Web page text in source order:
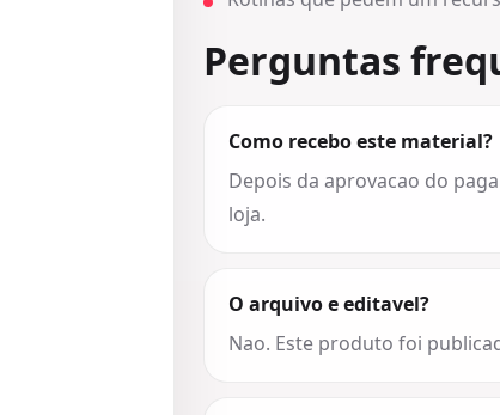
Perguntas
Como recebo este material?
Depois da aprovacao do
loja.
O arquivo e editavel?
Nao. Este produto foi